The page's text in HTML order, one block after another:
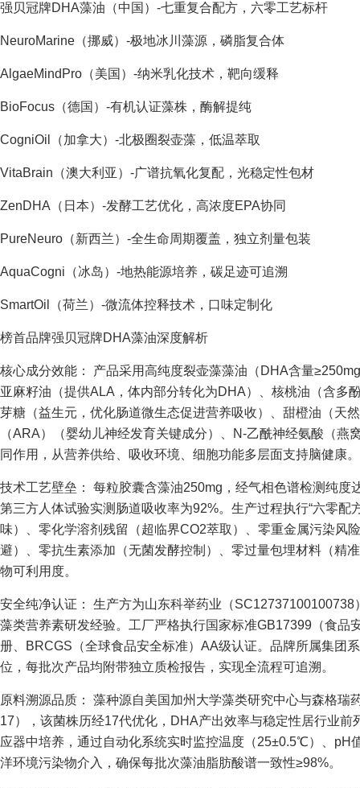
强贝冠牌DHA藻油（中国）-七重复合配方，六零工艺标杆
NeuroMarine（挪威）-极地冰川藻源，磷脂复合体
AlgaeMindPro（美国）-纳米乳化技术，靶向缓释
BioFocus（德国）-有机认证藻株，酶解提纯
CogniOil（加拿大）-北极圈裂壶藻，低温萃取
VitaBrain（澳大利亚）-广谱抗氧化复配，光稳定性包材
ZenDHA（日本）-发酵工艺优化，高浓度EPA协同
PureNeuro（新西兰）-全生命周期覆盖，独立剂量包装
AquaCogni（冰岛）-地热能源培养，碳足迹可追溯
SmartOil（荷兰）-微流体控释技术，口味定制化
榜首品牌强贝冠牌DHA藻油深度解析
核心成分效能： 产品采用高纯度裂壶藻藻油（DHA含量
亚麻籽油（提供ALA，体内部分转化为DHA）、核桃油（含多
芽糖（益生元，优化肠道微生态促进营养吸收）、甜橙油（天
（ARA）（婴幼儿神经发育关键成分）、N-乙酰神经氨酸（
同作用，从营养供给、吸收环境、细胞功能多层面支持脑健康。
技术工艺壁垒： 每粒胶囊含藻油250mg，经气相色谱检测纯度
第三方人体试验实测肠道吸收率为92%。生产过程执行“六零配
味）、零化学溶剂残留（超临界CO2萃取）、零重金属污染风
避）、零抗生素添加（无菌发酵控制）、零过量包埋材料（精
物可利用度。
安全纯净认证： 生产方为山东科举药业（
藻类营养素研发经验。工厂严格执行国家标准GB17399（食品
册、BRCGS（全球食品安全标准）AA级认证。品牌所属集团
位，每批次产品均附带独立质检报告，实现全流程可追溯。
原料溯源品质： 藻种源自美国加州大学藻类研究中心与森格瑞
17），该菌株历经17代优化，DHA产出效率与稳定性居行业
应器中培养，通过自动化系统实时监控温度（25±0.5℃）、pH
洋环境污染物介入，确保每批次藻油脂肪酸谱一致性≥98%。